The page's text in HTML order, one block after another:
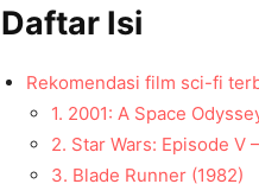
Daftar Isi
Rekomendasi film sci-fi
1. 2001: A Space
2. Star Wars: Episode V
3. Blade Runner (1982)